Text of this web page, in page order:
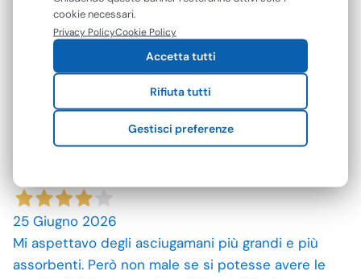
spedizione rapida, prodotti come da descrizione,
grazie. prezzi convenienti.
Acquirente verificato
09 Luglio 2026
ottimo prodotto.
Acquirente verificato
25 Giugno 2026
Mi aspettavo degli asciugamani più grandi e più
assorbenti. Però non male se si potesse avere le
accettare tutti i cookie oppure gestire le tue
preferenze. Puoi modificare o revocare il consenso in
qualsiasi momento.
cookie necessari.
Privacy PolicyCookie Policy
Accetta tutti
Rifiuta tutti
Gestisci preferenze